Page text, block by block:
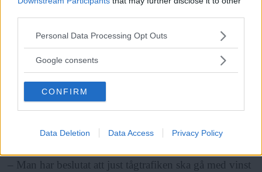
Please note that this website/app uses one or more Google
not limited to your visit or usage behaviour. You may click to
use your data for below specified purposes in below Google
consent section.
Personal Data Processing Opt Outs
Google consents
CONFIRM
Data Deletion Data Access Privacy Policy
Läs Frias efterträdare!
Syreär Sveriges enda gröna dagstidning som
finns både digitalt och i tryck.
och Åre, Duved endast med nattåg under högsäsong.
avkastningskrav som innebär att linjen inte får gå med
förlust, vilket de enligt SJ skulle göra om linjen
trafikerades året runt.
Systemet med vinstkrav inom den långväga trafiken är
inte miljöstrategiskt hållbart, menar Lars Igeland.
– Man har beslutat att just tågtrafiken ska gå med vinst